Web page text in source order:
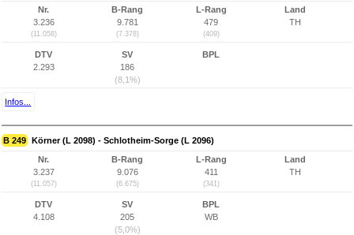
Nr.
3.236
(11.058)
B-Rang
9.781
(7.378)
L-Rang
479
(409)
Land
TH
DTV
2.293
SV
186
(8,1%)
BPL
Infos...
B 249 Körner (L 2098) - Schlotheim-Sorge (L 2096)
Nr.
3.237
(11.057)
B-Rang
9.076
(6.675)
L-Rang
411
(341)
Land
TH
DTV
4.108
SV
205
(5,0%)
BPL
WB